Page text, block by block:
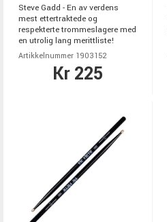
Steve Gadd - En av verdens
mest ettertraktede og
respekterte trommeslagere med
en utrolig lang merittliste!
Artikkelnummer 1903152
Kr 225